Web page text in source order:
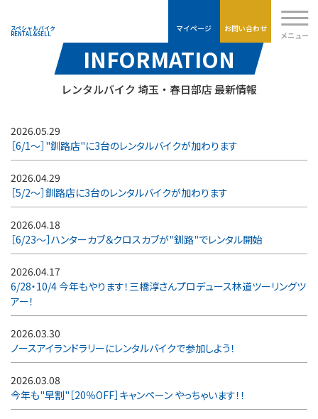
TECHNIX
スペシャルバイク
RENTAL&SELL
マイページ お問い合わせ
メニュー
INFORMATION
レンタルバイク 埼玉・春日部店 最新情報
2026.05.29
［6/1～］"釧路店"に3台のレンタルバイクが加わります
2026.04.29
［5/2～］釧路店に3台のレンタルバイクが加わります
2026.04.18
［6/23～］ハンターカブ＆クロスカブが"釧路"でレンタル開始
2026.04.17
6/28・10/4 今年もやります！三橋淳さんプロデュース林道ツーリングツ
アー！
2026.03.30
ノースアイランドラリーにレンタルバイクで参加しよう！
2026.03.08
今年も"早割"［20％OFF］キャンペーン やっちゃいます！！